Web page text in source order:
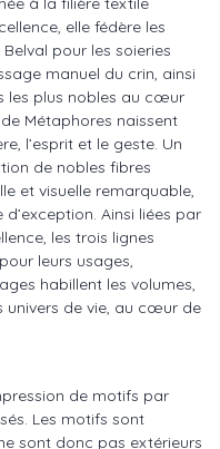
elle fédère les
pour les soieries
manuel du crin, ainsi
les plus nobles au cœur
Métaphores naissent
l’esprit et le geste. Un
de nobles fibres
et visuelle remarquable,
Ainsi liées par
les trois lignes
leurs usages,
habillent les volumes,
univers de vie, au cœur de
de motifs par
Les motifs sont
sont donc pas extérieurs